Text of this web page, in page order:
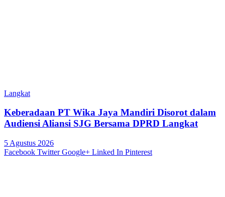
Langkat
Keberadaan PT Wika Jaya Mandiri Disorot dalam
Audiensi Aliansi SJG Bersama DPRD Langkat
5 Agustus 2026
Facebook Twitter Google+ Linked In Pinterest